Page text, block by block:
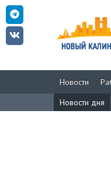
Новости
Новости дня